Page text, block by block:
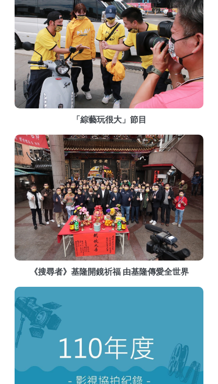
「綜藝玩很大」節目
《搜尋者》基隆開鏡祈福 由基隆傳愛全世界